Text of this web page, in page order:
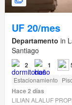
UF 20/mes
Departamento in
Santiago
2 1
Estacionamiento
Hace 2 días
LILIAN ALALUF